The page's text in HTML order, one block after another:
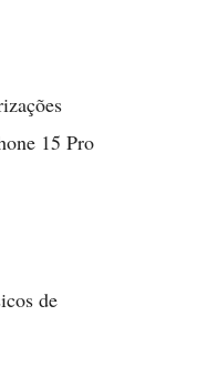
15 Pro
de